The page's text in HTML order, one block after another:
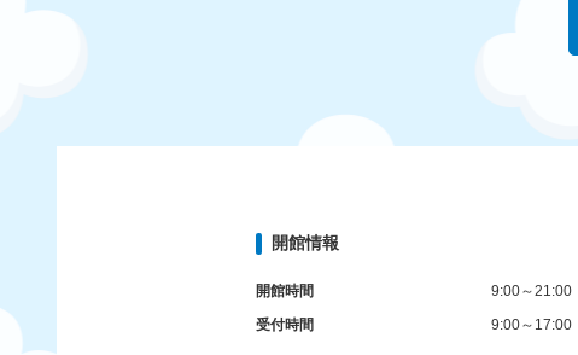
開館情報
開館時間
9:00～21:00
受付時間
9:00～17:00